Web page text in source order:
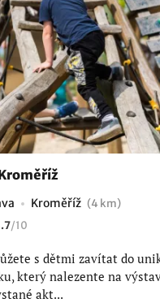
Kroměříž (4 km)
/10
s dětmi zavítat do
který nalezente na
akt...